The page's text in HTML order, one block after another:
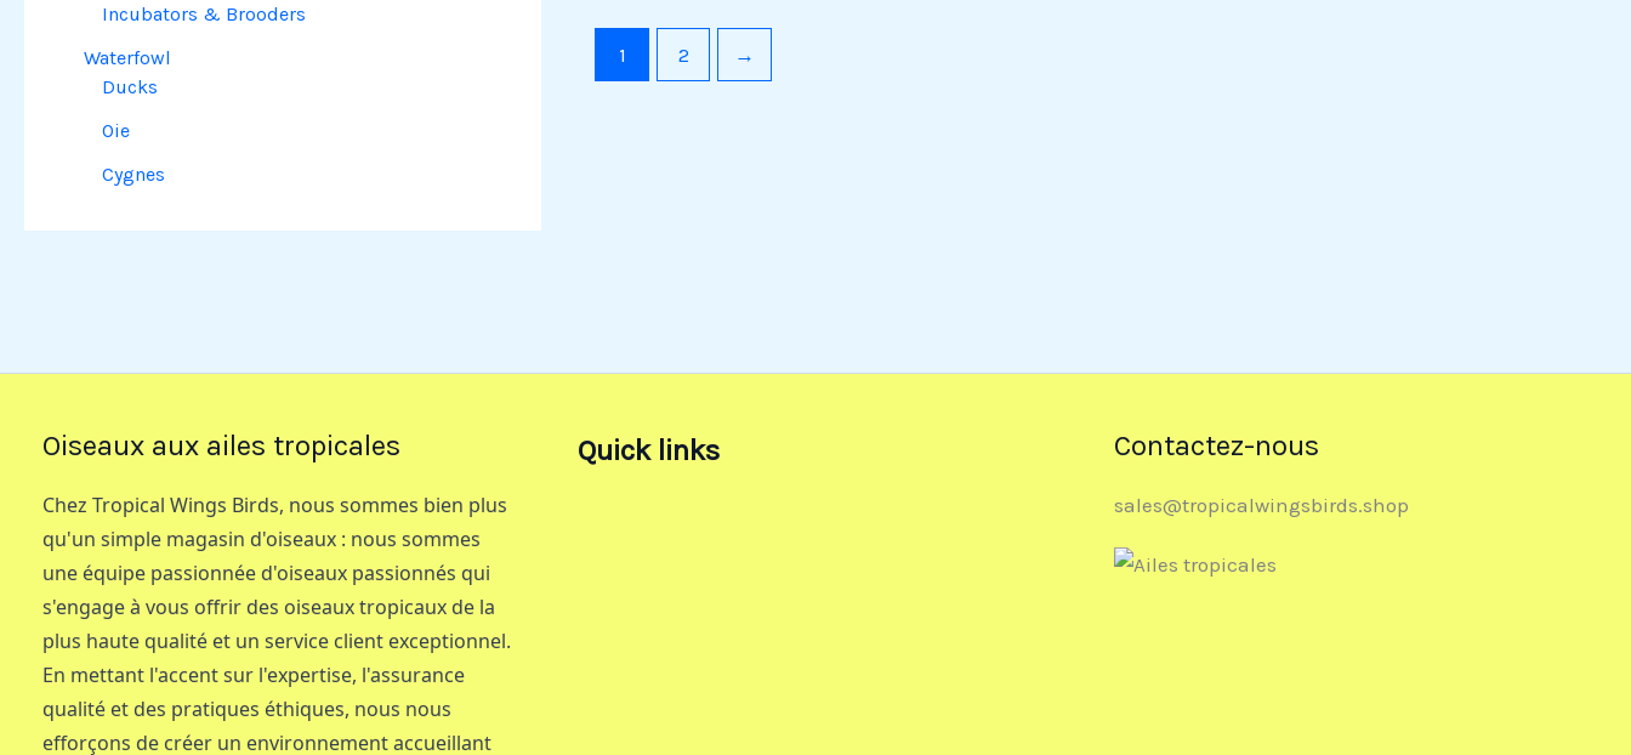
Incubators & Brooders
Waterfowl
Ducks
Oie
Cygnes
1 2 →
Oiseaux aux ailes tropicales
Chez Tropical Wings Birds, nous sommes bien plus
qu'un simple magasin d'oiseaux : nous sommes
une équipe passionnée d'oiseaux passionnés qui
s'engage à vous offrir des oiseaux tropicaux de la
plus haute qualité et un service client exceptionnel.
En mettant l'accent sur l'expertise, l'assurance
qualité et des pratiques éthiques, nous nous
efforçons de créer un environnement accueillant
Quick links Contactez-nous
sales@tropicalwingsbirds.shop